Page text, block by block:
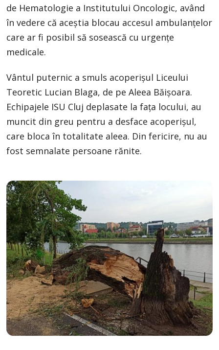
de Hematologie a Institutului Oncologic, având
în vedere că aceștia blocau accesul ambulanțelor
care ar fi posibil să sosească cu urgențe
medicale.
Vântul puternic a smuls acoperişul Liceului
Teoretic Lucian Blaga, de pe Aleea Băișoara.
Echipajele ISU Cluj deplasate la fața locului, au
muncit din greu pentru a desface acoperișul,
care bloca în totalitate aleea. Din fericire, nu au
fost semnalate persoane rănite.